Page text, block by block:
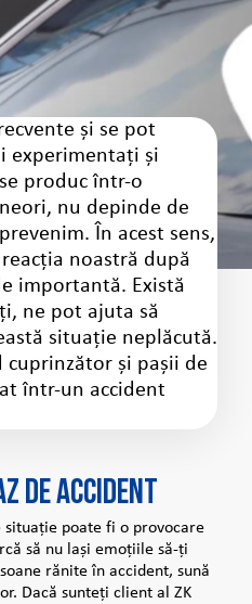
și se pot
experimentați și
produc într-o
nu depinde de
În acest sens,
noastră după
importantă. Există
ne pot ajuta să
situație neplăcută.
și pașii de
într-un accident
de accident
poate fi o provocare
să nu lași emoțiile să-ți
rănite în accident, sună
Dacă sunteți client al ZK